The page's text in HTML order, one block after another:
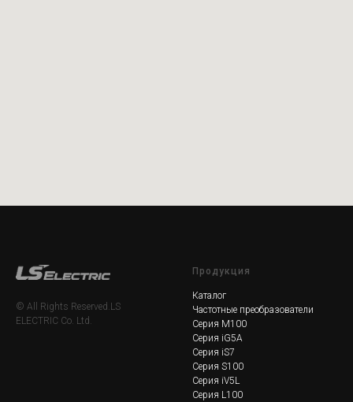
© All Rights Reserved.LS
ELECTRIC Co. Ltd.
Продукция
Каталог
Частотные преобразователи
Серия M100
Серия iG5A
Серия iS7
Серия S100
Серия iV5L
Серия L100